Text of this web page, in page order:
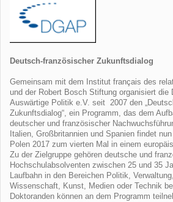
Deutsch-französischer Zukunftsdialog
Gemeinsam mit dem Institut français des
und der Robert Bosch Stiftung organisiert
Auswärtige Politik e.V. seit 2007 den
Zukunftsdialog“, ein Programm, das dem
deutscher und französischer
Italien, Großbritannien und Spanien findet
Polen 2017 zum vierten Mal in einem
Zu der Zielgruppe gehören deutsche und
Hochschulabsolventen zwischen 25 und 35
Laufbahn in den Bereichen Politik,
Wissenschaft, Kunst, Medien oder Technik
Doktoranden können an dem Programm